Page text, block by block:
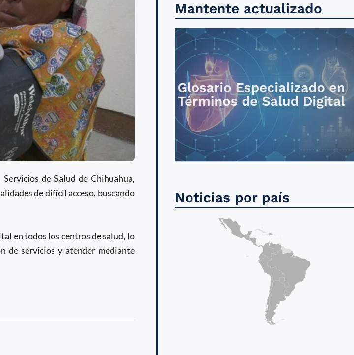
de Salud de Chihuahua,
de difícil acceso, buscando
en todos los centros de salud, lo
de servicios y atender mediante
Mantente actualizado
Noticias por país